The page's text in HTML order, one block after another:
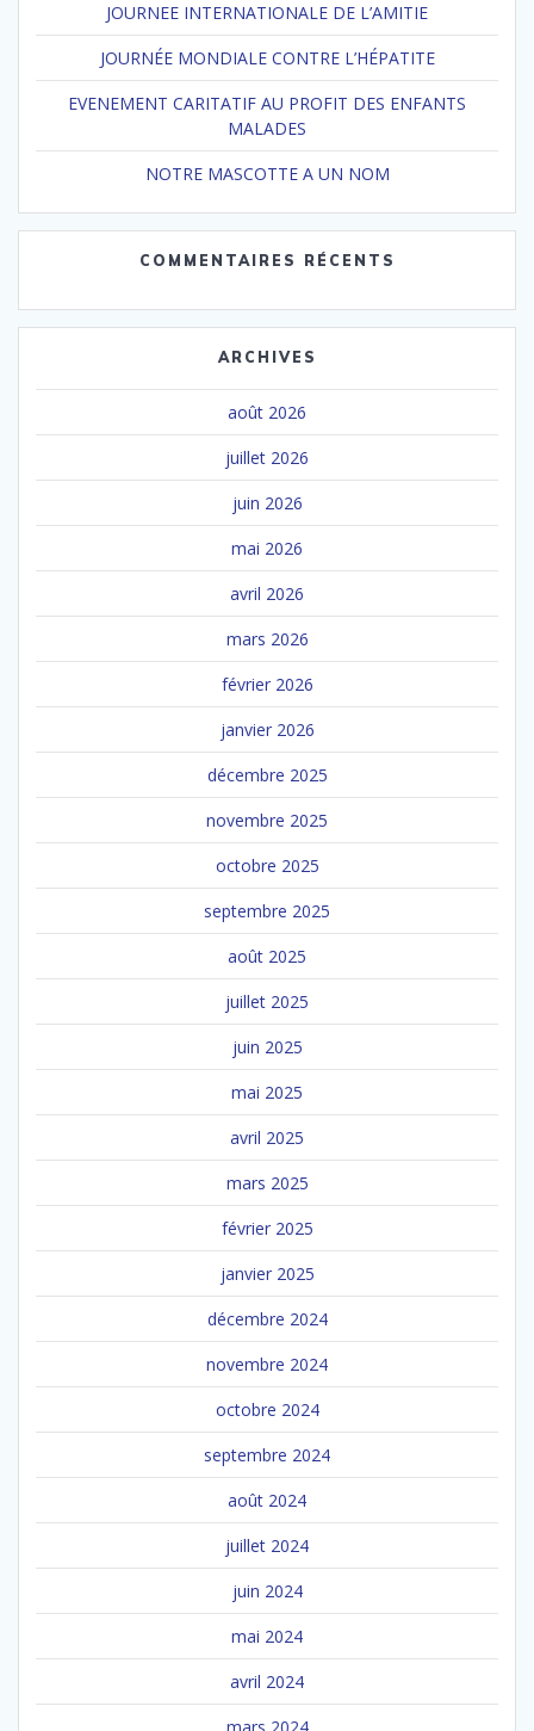
JOURNEE INTERNATIONALE DE L’AMITIE
JOURNÉE MONDIALE CONTRE L’HÉPATITE
EVENEMENT CARITATIF AU PROFIT DES ENFANTS
MALADES
NOTRE MASCOTTE A UN NOM
COMMENTAIRES RÉCENTS
ARCHIVES
août 2026
juillet 2026
juin 2026
mai 2026
avril 2026
mars 2026
février 2026
janvier 2026
décembre 2025
novembre 2025
octobre 2025
septembre 2025
août 2025
juillet 2025
juin 2025
mai 2025
avril 2025
mars 2025
février 2025
janvier 2025
décembre 2024
novembre 2024
octobre 2024
septembre 2024
août 2024
juillet 2024
juin 2024
mai 2024
avril 2024